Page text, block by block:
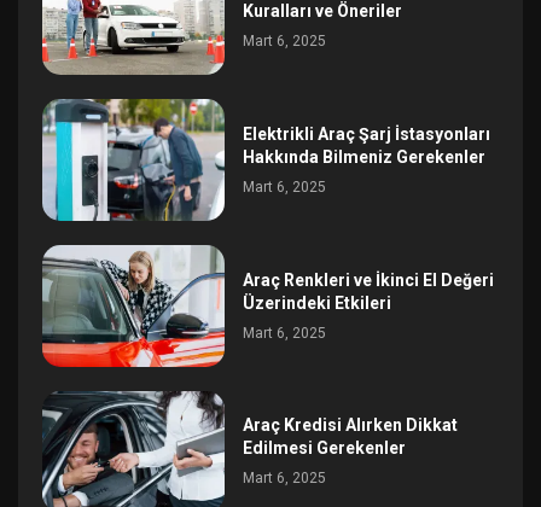
Kuralları ve Öneriler
Mart 6, 2025
Elektrikli Araç Şarj İstasyonları
Hakkında Bilmeniz Gerekenler
Mart 6, 2025
Araç Renkleri ve İkinci El Değeri
Üzerindeki Etkileri
Mart 6, 2025
Araç Kredisi Alırken Dikkat
Edilmesi Gerekenler
Mart 6, 2025